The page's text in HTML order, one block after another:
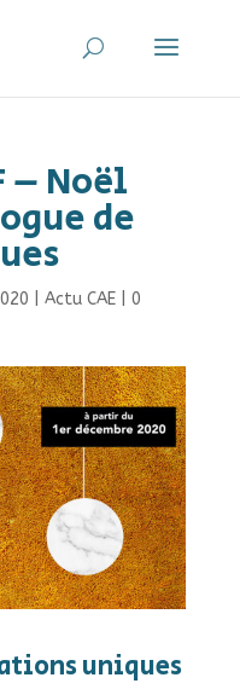
– Noël
de
Actu CAE| 0
uniques